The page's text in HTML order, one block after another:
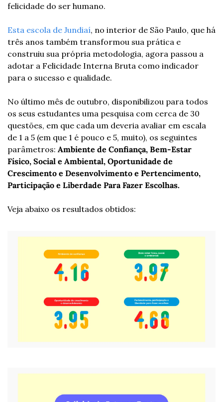
felicidade do ser humano.
Esta escola de Jundiaí, no interior de São Paulo, que há
três anos também transformou sua prática e
construiu sua própria metodologia, agora passou a
adotar a Felicidade Interna Bruta como indicador
para o sucesso e qualidade.
No último mês de outubro, disponibilizou para todos
os seus estudantes uma pesquisa com cerca de 30
questões, em que cada um deveria avaliar em escala
de 1 a 5 (em que 1 é pouco e 5, muito), os seguintes
parâmetros: Ambiente de Confiança, Bem-Estar
Físico, Social e Ambiental, Oportunidade de
Crescimento e Desenvolvimento e Pertencimento,
Participação e Liberdade Para Fazer Escolhas.
Veja abaixo os resultados obtidos: